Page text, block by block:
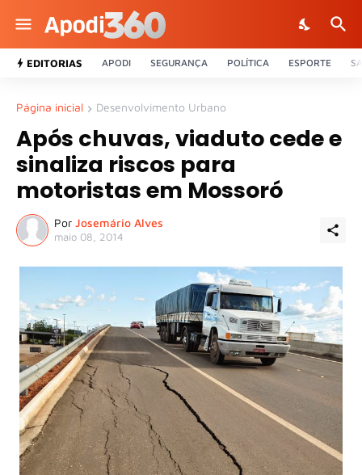
EDITORIAS APODI SEGURANÇA POLÍTICA ESPORTE
Página inicial Desenvolvimento Urbano
Após chuvas, viaduto cede e
sinaliza riscos para
motoristas em Mossoró
Por Josemário Alves
maio 08, 2014